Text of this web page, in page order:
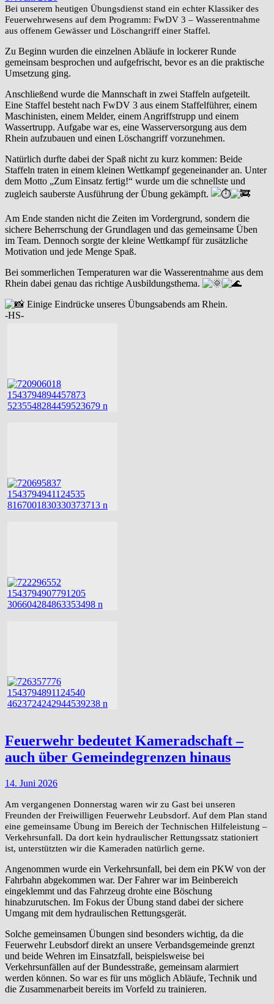
Bei unserem heutigen Übungsdienst stand ein echter Klassiker des
Feuerwehrwesens auf dem Programm: FwDV 3 – Wasserentnahme
aus offenem Gewässer und Löschangriff einer Staffel.
Zu Beginn wurden die einzelnen Abläufe in lockerer Runde
gemeinsam besprochen und aufgefrischt, bevor es an die praktische
Umsetzung ging.
Anschließend wurde die Mannschaft in zwei Staffeln aufgeteilt.
Eine Staffel besteht nach FwDV 3 aus einem Staffelführer, einem
Maschinisten, einem Melder, einem Angriffstrupp und einem
Wassertrupp. Aufgabe war es, eine Wasserversorgung aus dem
Rhein aufzubauen und einen Löschangriff vorzunehmen.
Natürlich durfte dabei der Spaß nicht zu kurz kommen: Beide
Staffeln traten in einem kleinen Wettkampf gegeneinander an. Unter
dem Motto „Zum Einsatz fertig!“ wurde um die schnellste und
zugleich sauberste Ausführung der Übung gekämpft.
Am Ende standen nicht die Zeiten im Vordergrund, sondern die
sichere Beherrschung der Grundlagen und das gemeinsame Üben
im Team. Dennoch sorgte der kleine Wettkampf für zusätzliche
Motivation und jede Menge Spaß.
Bei sommerlichen Temperaturen war die Wasserentnahme aus dem
Rhein dabei genau das richtige Ausbildungsthema.
Einige Eindrücke unseres Übungsabends am Rhein.
-HS-
Feuerwehr bedeutet Kameradschaft –
auch über Gemeindegrenzen hinaus
14. Juni 2026
Am vergangenen Donnerstag waren wir zu Gast bei unseren
Freunden der Freiwilligen Feuerwehr Leubsdorf. Auf dem Plan stand
eine gemeinsame Übung im Bereich der Technischen Hilfeleistung –
Verkehrsunfall. Da dort kein hydraulischer Rettungssatz stationiert
ist, unterstützten wir die Kameraden natürlich gerne.
Angenommen wurde ein Verkehrsunfall, bei dem ein PKW von der
Fahrbahn abgekommen war. Der Fahrer war im Beinbereich
eingeklemmt und das Fahrzeug drohte eine Böschung
hinabzurutschen. Im Fokus der Übung stand dabei der sichere
Umgang mit dem hydraulischen Rettungsgerät.
Solche gemeinsamen Übungen sind besonders wichtig, da die
Feuerwehr Leubsdorf direkt an unsere Verbandsgemeinde grenzt
und beide Wehren im Einsatzfall, beispielsweise bei
Verkehrsunfällen auf der Bundesstraße, gemeinsam alarmiert
werden können. So war es für uns möglich Abläufe, Technik und
die Zusammenarbeit bereits im Vorfeld zu trainieren.